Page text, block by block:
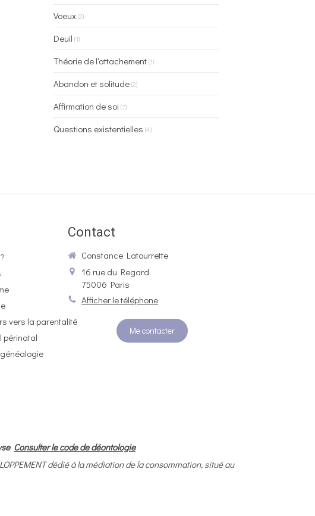
Voeux(2)
Deuil (1)
Théorie de l'attachement(1)
Abandon et solitude(2)
Affirmation de soi (7)
Questions existentielles (4)
vers la parentalité
périnatal
Contact
Constance Latourrette
16 rue du Regard
75006 Paris
Afficher le téléphone
Me contacter
Consulter le code de déontologie
dédié à la médiation de la consommation, situé au